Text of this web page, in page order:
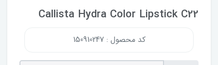
Callista Hydra Color Lipstick C22
کد محصول : 150910247